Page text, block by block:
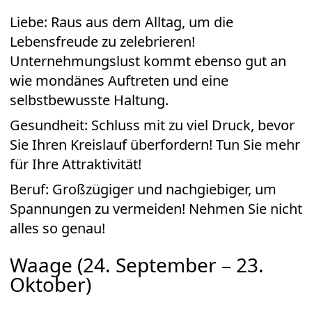
Liebe: Raus aus dem Alltag, um die
Lebensfreude zu zelebrieren!
Unternehmungslust kommt ebenso gut an
wie mondänes Auftreten und eine
selbstbewusste Haltung.
Gesundheit: Schluss mit zu viel Druck, bevor
Sie Ihren Kreislauf überfordern! Tun Sie mehr
für Ihre Attraktivität!
Beruf: Großzügiger und nachgiebiger, um
Spannungen zu vermeiden! Nehmen Sie nicht
alles so genau!
Waage (24. September – 23.
Oktober)